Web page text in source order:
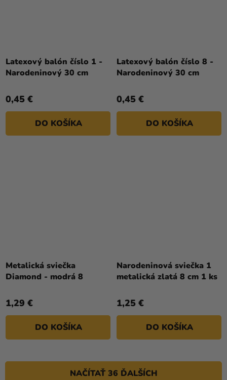
Latexový balón číslo 1 -
Narodeninový 30 cm
hodnotenie
produktu
je
5
hviezdičiek.
0,45 €
DO KOŠÍKA
Latexový balón číslo 8 -
Narodeninový 30 cm
0,45 €
DO KOŠÍKA
Metalická sviečka
Diamond - modrá 8
1,29 €
DO KOŠÍKA
Narodeninová sviečka 1
metalická zlatá 8 cm 1 ks
1,25 €
DO KOŠÍKA
NAČÍTAŤ 36 ĎALŠÍCH